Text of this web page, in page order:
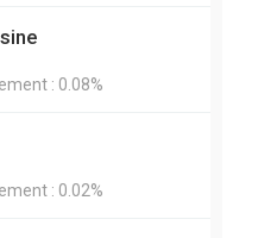
: 0.08%
: 0.02%